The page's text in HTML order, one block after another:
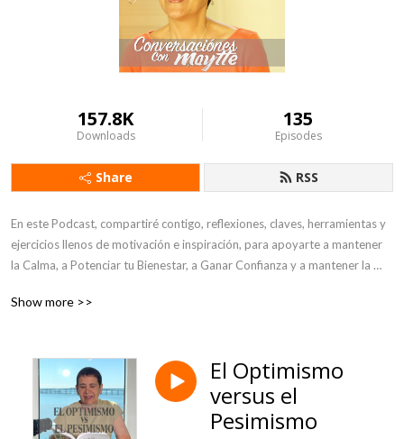
157.8K
Downloads
135
Episodes
Share RSS
En este Podcast, compartiré contigo, reflexiones, claves, herramientas y
ejercicios llenos de motivación e inspiración, para apoyarte a mantener
la Calma, a Potenciar tu Bienestar, a Ganar Confianza y a mantener la
Show more >>
El Optimismo
versus el
Pesimismo